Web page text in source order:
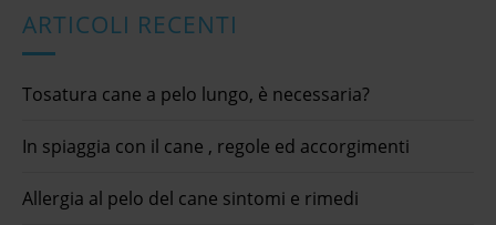
ARTICOLI RECENTI
Tosatura cane a pelo lungo, è necessaria?
In spiaggia con il cane , regole ed accorgimenti
Allergia al pelo del cane sintomi e rimedi